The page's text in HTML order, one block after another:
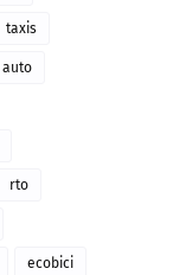
taxis
auto
rto
ecobici